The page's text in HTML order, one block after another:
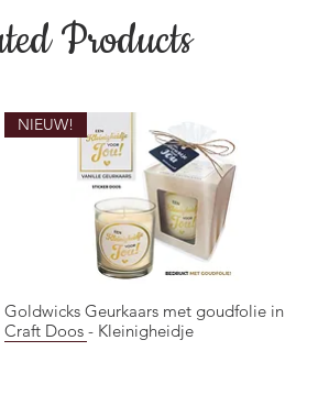
Products
Quick View
NIEUW!
Goldwicks Geurkaars met goudfolie in
Craft Doos - Kleinigheidje